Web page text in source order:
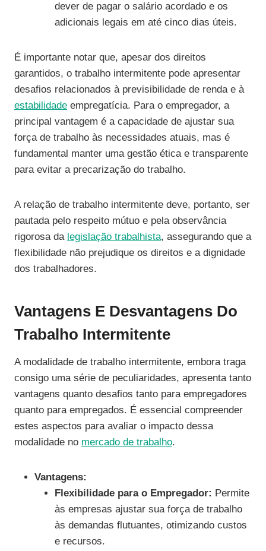
dever de pagar o salário acordado e os
adicionais legais em até cinco dias úteis.
É importante notar que, apesar dos direitos
garantidos, o trabalho intermitente pode apresentar
desafios relacionados à previsibilidade de renda e à
estabilidade empregatícia. Para o empregador, a
principal vantagem é a capacidade de ajustar sua
força de trabalho às necessidades atuais, mas é
fundamental manter uma gestão ética e transparente
para evitar a precarização do trabalho.
A relação de trabalho intermitente deve, portanto, ser
pautada pelo respeito mútuo e pela observância
rigorosa da legislação trabalhista, assegurando que a
flexibilidade não prejudique os direitos e a dignidade
dos trabalhadores.
Vantagens E Desvantagens Do
Trabalho Intermitente
A modalidade de trabalho intermitente, embora traga
consigo uma série de peculiaridades, apresenta tanto
vantagens quanto desafios tanto para empregadores
quanto para empregados. É essencial compreender
estes aspectos para avaliar o impacto dessa
modalidade no mercado de trabalho.
Vantagens:
Flexibilidade para o Empregador: Permite
às empresas ajustar sua força de trabalho
às demandas flutuantes, otimizando custos
e recursos.